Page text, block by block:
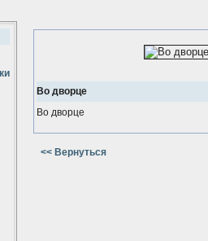
Во дворце
Во дворце
<< Вернуться